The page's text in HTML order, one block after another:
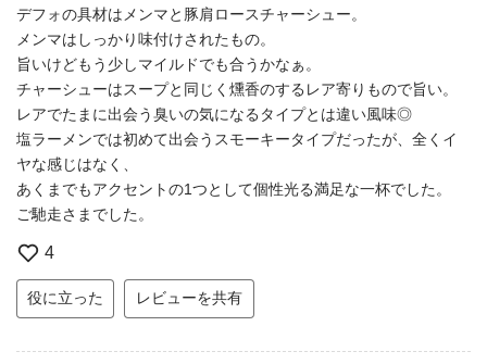
デフォの具材はメンマと豚肩ロースチャーシュー。
メンマはしっかり味付けされたもの。
旨いけどもう少しマイルドでも合うかなぁ。
チャーシューはスープと同じく燻香のするレア寄りもので旨い。
レアでたまに出会う臭いの気になるタイプとは違い風味◎
塩ラーメンでは初めて出会うスモーキータイプだったが、全くイ
ヤな感じはなく、
あくまでもアクセントの1つとして個性光る満足な一杯でした。
ご馳走さまでした。
4
役に立った レビューを共有